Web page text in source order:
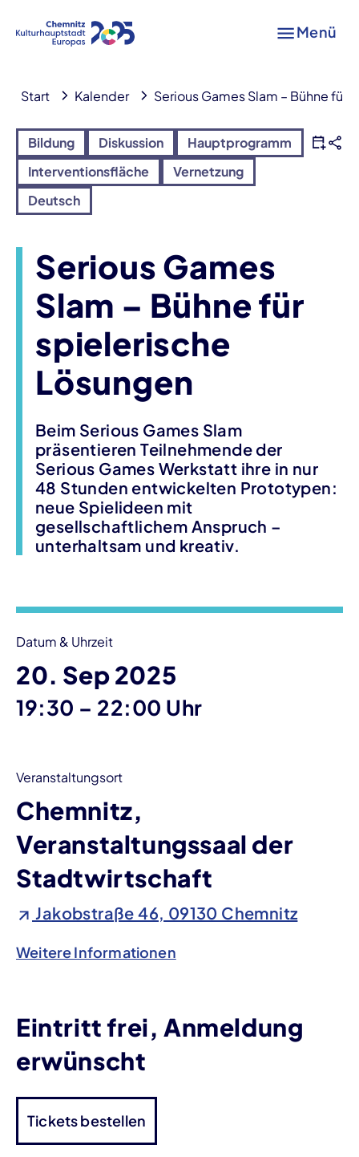
Menü
Start Kalender Serious Games Slam – Bühne für
Bildung Diskussion
Hauptprogramm
Interventionsfläche
Vernetzung
Deutsch
Serious Games
Slam – Bühne für
spielerische
Lösungen
Beim Serious Games Slam
präsentieren Teilnehmende der
Serious Games Werkstatt ihre in nur
48 Stunden entwickelten Prototypen:
neue Spielideen mit
gesellschaftlichem Anspruch –
unterhaltsam und kreativ.
Datum & Uhrzeit
20. Sep 2025
19:30 – bis
22:00 Uhr
Veranstaltungsort
Chemnitz,
Veranstaltungssaal der
Stadtwirtschaft
Jakobstraße 46, 09130 Chemnitz
Weitere Informationen
Eintritt frei, Anmeldung
erwünscht
Tickets bestellen